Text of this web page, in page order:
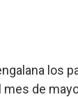
los
de